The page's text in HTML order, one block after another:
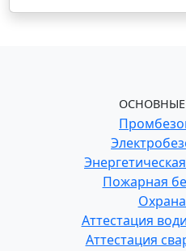
ОСНОВНЫЕ
Пожарная
Аттестация
Аттестация